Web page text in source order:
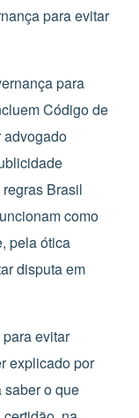
para evitar
para
Código de
advogado
Brasil
como
pela ótica
disputa em
evitar
explicado por
saber o que